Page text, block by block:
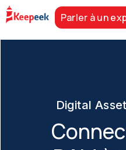
Parler à un
Digital